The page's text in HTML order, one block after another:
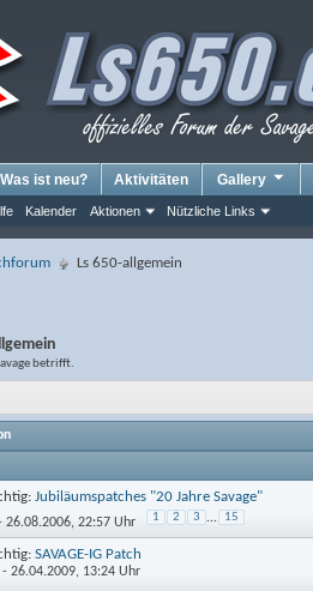
Kalender Aktionen Nützliche Links
Was ist neu? Aktivitäten Gallery
Ls 650-allgemein
betrifft.
Jubiläumspatches "20 Jahre Savage"
26.08.2006, 22:57 Uhr 1 2 3 ... 15
SAVAGE-IG Patch
- 26.04.2009, 13:24 Uhr